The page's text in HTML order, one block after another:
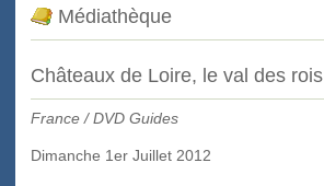
Médiathèque
Châteaux de Loire, le val des rois
France / DVD Guides
Dimanche 1er Juillet 2012